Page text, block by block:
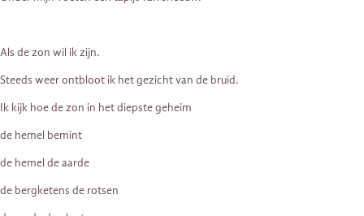
Als de zon wil ik zijn.
Steeds weer ontbloot ik het gezicht van de bruid.
Ik kijk hoe de zon in het diepste geheim
de hemel bemint
de hemel de aarde
de bergketens de rotsen